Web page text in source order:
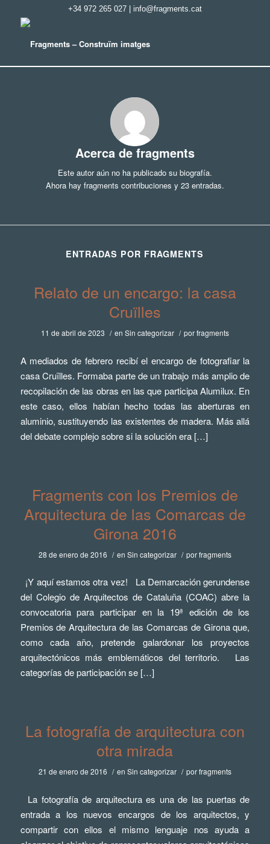
+34 972 265 027| info@fragments.cat
Acerca de fragments
Este autor aún no ha publicado su biografía.
Ahora hay fragments contribuciones y 23 entradas.
ENTRADAS POR FRAGMENTS
Relato de un encargo: la casa
Cruïlles
11 de abril de 2023 / en Sin categorizar / porfragments
A mediados de febrero recibí el encargo de fotografiar la
casa Cruïlles. Formaba parte de un trabajo más amplio de
recopilación de las obras en las que participa Alumilux. En
este caso, ellos habían hecho todas las aberturas en
aluminio, sustituyendo las existentes de madera. Más allá
del debate complejo sobre si la solución era […]
Fragments con los Premios de
Arquitectura de las Comarcas de
Girona 2016
28 de enero de 2016 / en Sin categorizar / porfragments
¡Y aquí estamos otra vez! La Demarcación gerundense
del Colegio de Arquitectos de Cataluña (COAC) abre la
convocatoria para participar en la 19ª edición de los
Premios de Arquitectura de las Comarcas de Girona que,
como cada año, pretende galardonar los proyectos
arquitectónicos más emblemáticos del territorio. Las
categorías de participación se […]
La fotografía de arquitectura con
otra mirada
21 de enero de 2016 / en Sin categorizar / porfragments
La fotografía de arquitectura es una de las puertas de
entrada a los nuevos encargos de los arquitectos, y
compartir con ellos el mismo lenguaje nos ayuda a